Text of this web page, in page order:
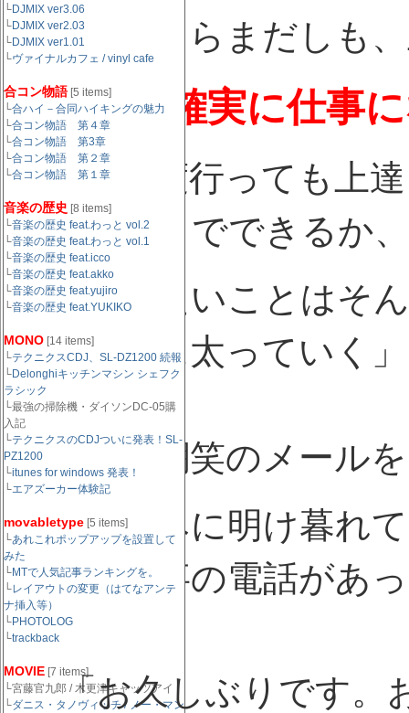
└DJMIX ver3.06
└DJMIX ver2.03
└DJMIX ver1.01
└ヴァイナルカフェ / vinyl cafe
合コン物語 [5 items]
└合ハイ－合同ハイキングの魅力
└合コン物語 第４章
└合コン物語 第3章
└合コン物語 第２章
└合コン物語 第１章
音楽の歴史 [8 items]
└音楽の歴史 feat.わっと vol.2
└音楽の歴史 feat.わっと vol.1
└音楽の歴史 feat.icco
└音楽の歴史 feat.akko
└音楽の歴史 feat.yujiro
└音楽の歴史 feat.YUKIKO
MONO [14 items]
└テクニクスCDJ、SL-DZ1200 続報
└Delonghiキッチンマシン シェフク
ラシック
└最強の掃除機・ダイソンDC-05購
入記
└テクニクスのCDJついに発表！SL-
PZ1200
└itunes for windows 発表！
└エアズーカー体験記
movabletype [5 items]
└あれこれポップアップを設置して
みた
└MTで人気記事ランキングを。
└レイアウトの変更（はてなアンテ
ナ挿入等）
└PHOTOLOG
└trackback
MOVIE [7 items]
└宮藤官九郎 / 木更津キャッツアイ
└ダニス・タノヴィッチ / ノー・マン
金曜出発ならまだしも
月曜日は確実に仕事
最近は何度行っても上
な。いつまでできるか
あ、書きたいことはそ
「会う度に太っていく
す。
その後、嘲笑のメール
で、悲しみに明け暮れ
んから仕事の電話があ
ayu「お久しぶりです。